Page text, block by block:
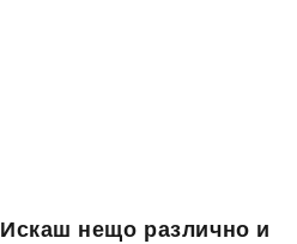
Искаш нещо различно и